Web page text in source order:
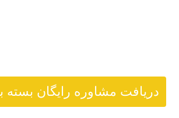
دریافت مشاوره رایگان بسته